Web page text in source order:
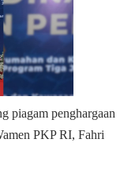
piagam penghargaan
PKP RI, Fahri